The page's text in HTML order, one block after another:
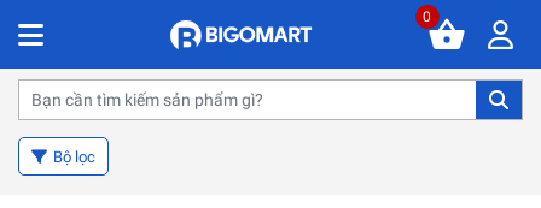
0
Bộ lọc